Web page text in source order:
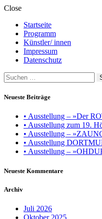
Close
Startseite
Programm
Künstler/ innen
Impressum
Datenschutz
Suchen
nach:
Neueste Beiträge
• Ausstellung – »Der
• Ausstellung zum 19.
• Ausstellung –
• Ausstellung
• Ausstellung –
Neueste Kommentare
Archiv
Juli 2026
Oktober 2025